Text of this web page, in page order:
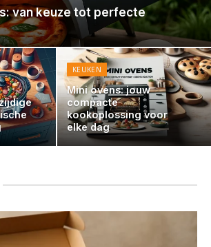
van keuze tot perfecte
KEUKEN
Mini ovens: jouw
compacte
kookoplossing voor
elke dag